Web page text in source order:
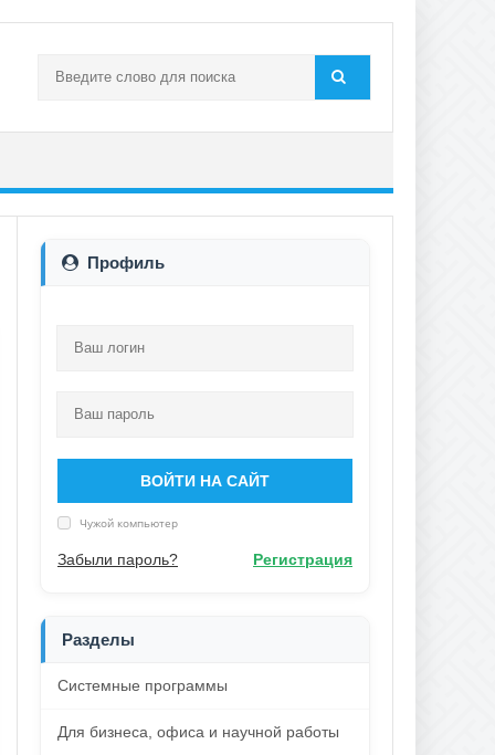
Профиль
ВОЙТИ НА САЙТ
Чужой компьютер
Забыли пароль? Регистрация
Разделы
Системные программы
Для бизнеса, офиса и научной работы